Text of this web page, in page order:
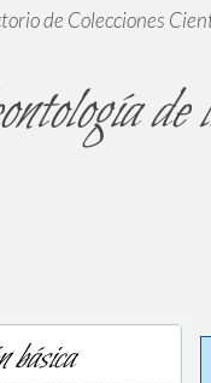
de Colecciones
básica